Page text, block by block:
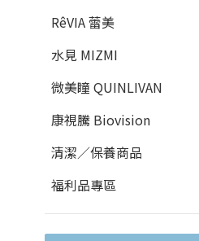
RêVIA 蕾美
水見 MIZMI
微美瞳 QUINLIVAN
康視騰 Biovision
清潔／保養商品
福利品專區